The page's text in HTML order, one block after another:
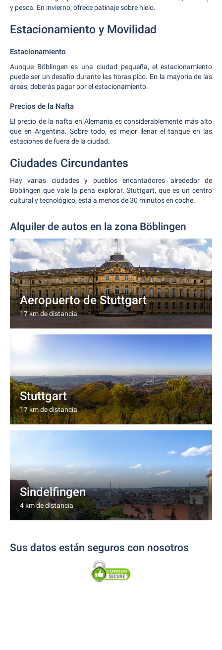
y pesca. En invierno, ofrece patinaje sobre hielo.
Estacionamiento y Movilidad
Estacionamiento
Aunque Böblingen es una ciudad pequeña, el estacionamiento
puede ser un desafío durante las horas pico. En la mayoría de las
áreas, deberás pagar por el estacionamiento.
Precios de la Nafta
El precio de la nafta en Alemania es considerablemente más alto
que en Argentina. Sobre todo, es mejor llenar el tanque en las
estaciones de fuera de la ciudad.
Ciudades Circundantes
Hay varias ciudades y pueblos encantadores alrededor de
Böblingen que vale la pena explorar. Stuttgart, que es un centro
cultural y tecnológico, está a menos de 30 minutos en coche.
Alquiler de autos en la zona Böblingen
Aeropuerto de Stuttgart
17 km de distancia
Stuttgart
17 km de distancia
Sindelfingen
4 km de distancia
Sus datos están seguros con nosotros